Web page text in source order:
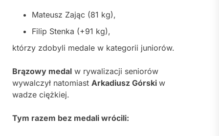
Mateusz Zając (81 kg),
Filip Stenka (+91 kg),
którzy zdobyli medale w kategorii juniorów.
Brązowy medal w rywalizacji seniorów
wywalczył natomiast Arkadiusz Górski w
wadze ciężkiej.
Tym razem bez medali wrócili: